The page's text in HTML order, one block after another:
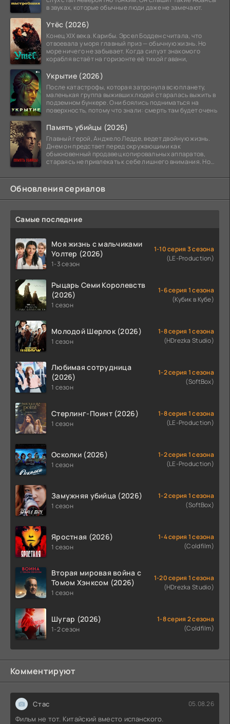
в звуках, которые обычные люди даже не замечают.
Утёс (2026)
Конец XIX века. Карибы. Эрсел Бодден считала, что
отвоевала у моря главный приз — обычную жизнь. Но
море ничего не забывает. Когда силуэт знакомого
корабля встаёт на горизонте её тихой гавани,
Укрытие (2026)
После катастрофы, которая затронула всю планету,
маленькая группа выживших людей старалась выжить в
подземном бункере. Они боялись подниматься на
поверхность, потому что знали: смерть там будет очень
Память убийцы (2026)
Главный герой, Анджело Ледде, ведет двойную жизнь.
Днем он предстает перед окружающими как
обыкновенный продавец копировальных аппаратов,
стараясь не привлекать к себе лишнего внимания. Но
Обновления сериалов
Самые последние
Моя жизнь с мальчиками
Уолтер (2026)
1-3 сезон
1-10 серия 3 сезона
(LE-Production)
Рыцарь Семи Королевств
(2026)
1 сезон
1-6 серия 1 сезона
(Кубик в Кубе)
Молодой Шерлок (2026)
1 сезон
1-8 серия 1 сезона
(HDrezka Studio)
Любимая сотрудница
(2026)
1 сезон
1-2 серия 1 сезона
(SoftBox)
Стерлинг-Поинт (2026)
1 сезон
1-8 серия 1 сезона
(LE-Production)
Осколки (2026)
1 сезон
1-2 серия 1 сезона
(LE-Production)
Замужняя убийца (2026)
1 сезон
1-2 серия 1 сезона
(SoftBox)
Яростная (2026)
1 сезон
1-4 серия 1 сезона
(Coldfilm)
Вторая мировая война с
Томом Хэнксом (2026)
1 сезон
1-20 серия 1 сезона
(HDrezka Studio)
Шугар (2026)
1-2 сезон
1-8 серия 2 сезона
(Coldfilm)
Комментируют
Стас 05.08.26
Фильм не тот. Китайский вместо испанского.